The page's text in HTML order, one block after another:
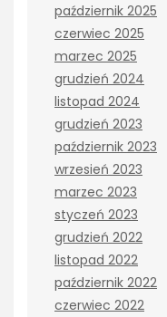
październik 2025
czerwiec 2025
marzec 2025
grudzień 2024
listopad 2024
grudzień 2023
październik 2023
wrzesień 2023
marzec 2023
styczeń 2023
grudzień 2022
listopad 2022
październik 2022
czerwiec 2022